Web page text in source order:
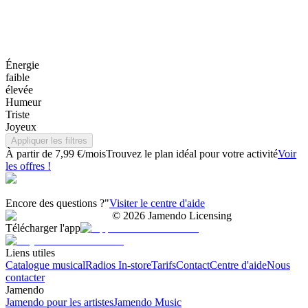
Énergie
faible
élevée
Humeur
Triste
Joyeux
Appliquer les filtres
À partir de 7,99 €/moisTrouvez le plan idéal pour votre activitéVoir
les offres !
Encore des questions ?"Visiter le centre d'aide
© 2026 Jamendo Licensing
Télécharger l'app
Liens utiles
Catalogue musicalRadios In-storeTarifsContactCentre d'aideNous
contacter
Jamendo
Jamendo pour les artistesJamendo Music